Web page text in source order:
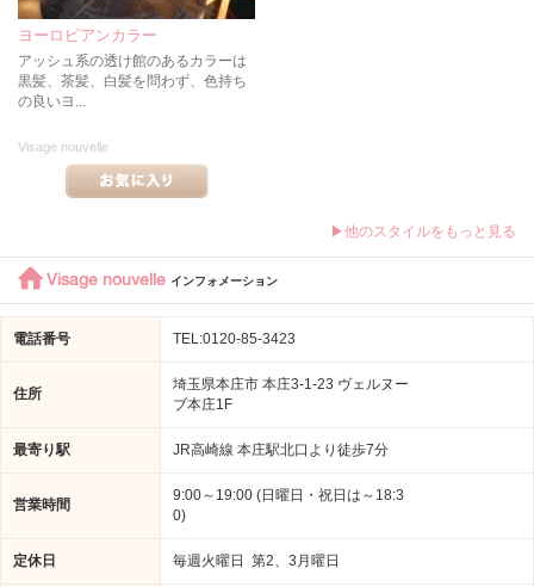
ヨーロピアンカラー
アッシュ系の透け館のあるカラーは
黒髪、茶髪、白髪を問わず、色持ち
の良いヨ...
Visage nouvelle
▶他のスタイルをもっと見る
Visage nouvelle インフォメーション
電話番号 TEL:0120-85-3423
住所
埼玉県本庄市 本庄3-1-23 ヴェルヌー
ブ本庄1F
最寄り駅 JR高崎線 本庄駅北口より徒歩7分
営業時間
9:00～19:00 (日曜日・祝日は～18:3
0)
定休日 毎週火曜日 第2、3月曜日